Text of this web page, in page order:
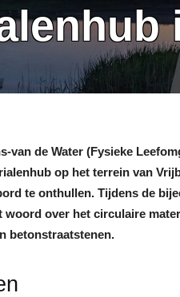
-van de Water (Fysieke
op het terrein van
te onthullen. Tijdens de
woord over het circulaire
betonstraatstenen.